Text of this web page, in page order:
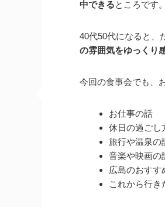
中できるところです。
40代50代になると、
の雰囲気をゆっくり
今回の食事会でも、
お仕事の話
休日の過ごし
旅行や温泉の
音楽や映画の
広島のおすす
これから行き